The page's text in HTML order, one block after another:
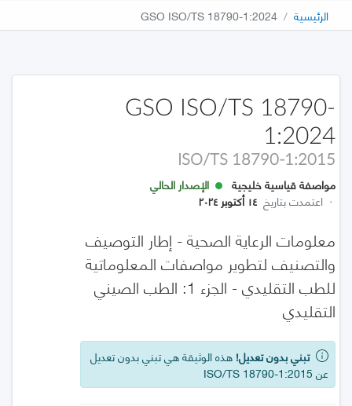
الرئيسية GSO ISO/TS 18790-1:2024
GSO ISO/TS 18790-
1:2024
ISO/TS 18790-1:2015
مواصفة قياسية خليجية
الإصدار الحالي
· اعتمدت بتاريخ ١٤ أكتوبر ٢٠٢٤
معلومات الرعاية الصحية - إطار التوصيف
والتصنيف لتطوير مواصفات المعلوماتية
للطب التقليدي - الجزء 1: الطب الصيني
التقليدي
تبني بدون تعديل! هذه الوثيقة هي تبني بدون تعديل
عن ISO/TS 18790-1:2015